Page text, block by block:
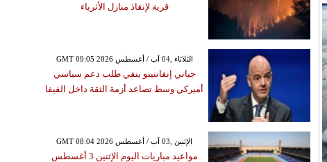
قرية لإنقاذ منازل الأثرياء
GMT 09:05 2026 الثلاثاء ,04 آب / أغسطس
جياني إنفانتينو ينفي طلب دعم سياسي
أميركي وسط تصاعد أزمة الثقة داخل الفيفا
GMT 08:04 2026 الإثنين ,03 آب / أغسطس
مواعيد مباريات اليوم الإثنين 3 أغسطس